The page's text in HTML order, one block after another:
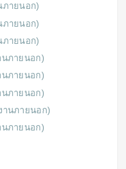
ภายนอก)
ภายนอก)
ภายนอก)
นภายนอก)
นภายนอก)
นภายนอก)
านภายนอก)
นภายนอก)